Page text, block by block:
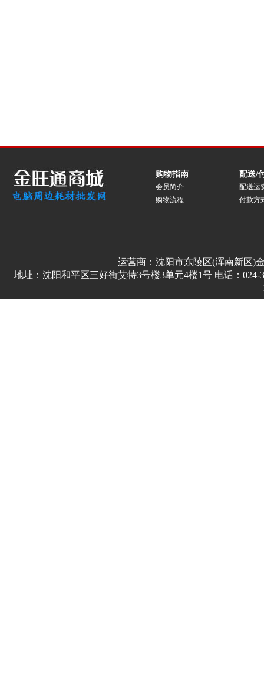
购物指南
会员简介
购物流程
配送/
配送运
付款方
运营商：沈阳市东陵区(浑南新区)
地址：沈阳和平区三好街艾特3号楼3单元4楼1号 电话：024-